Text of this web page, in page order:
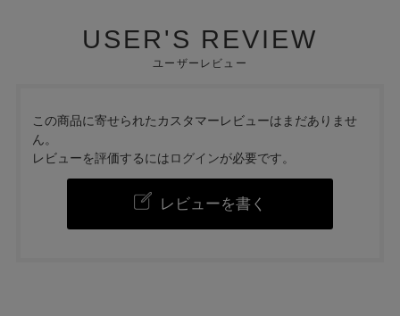
USER'S REVIEW
ユーザーレビュー
この商品に寄せられたカスタマーレビューはまだありませ
ん。
レビューを評価するにはログインが必要です。
レビューを書く